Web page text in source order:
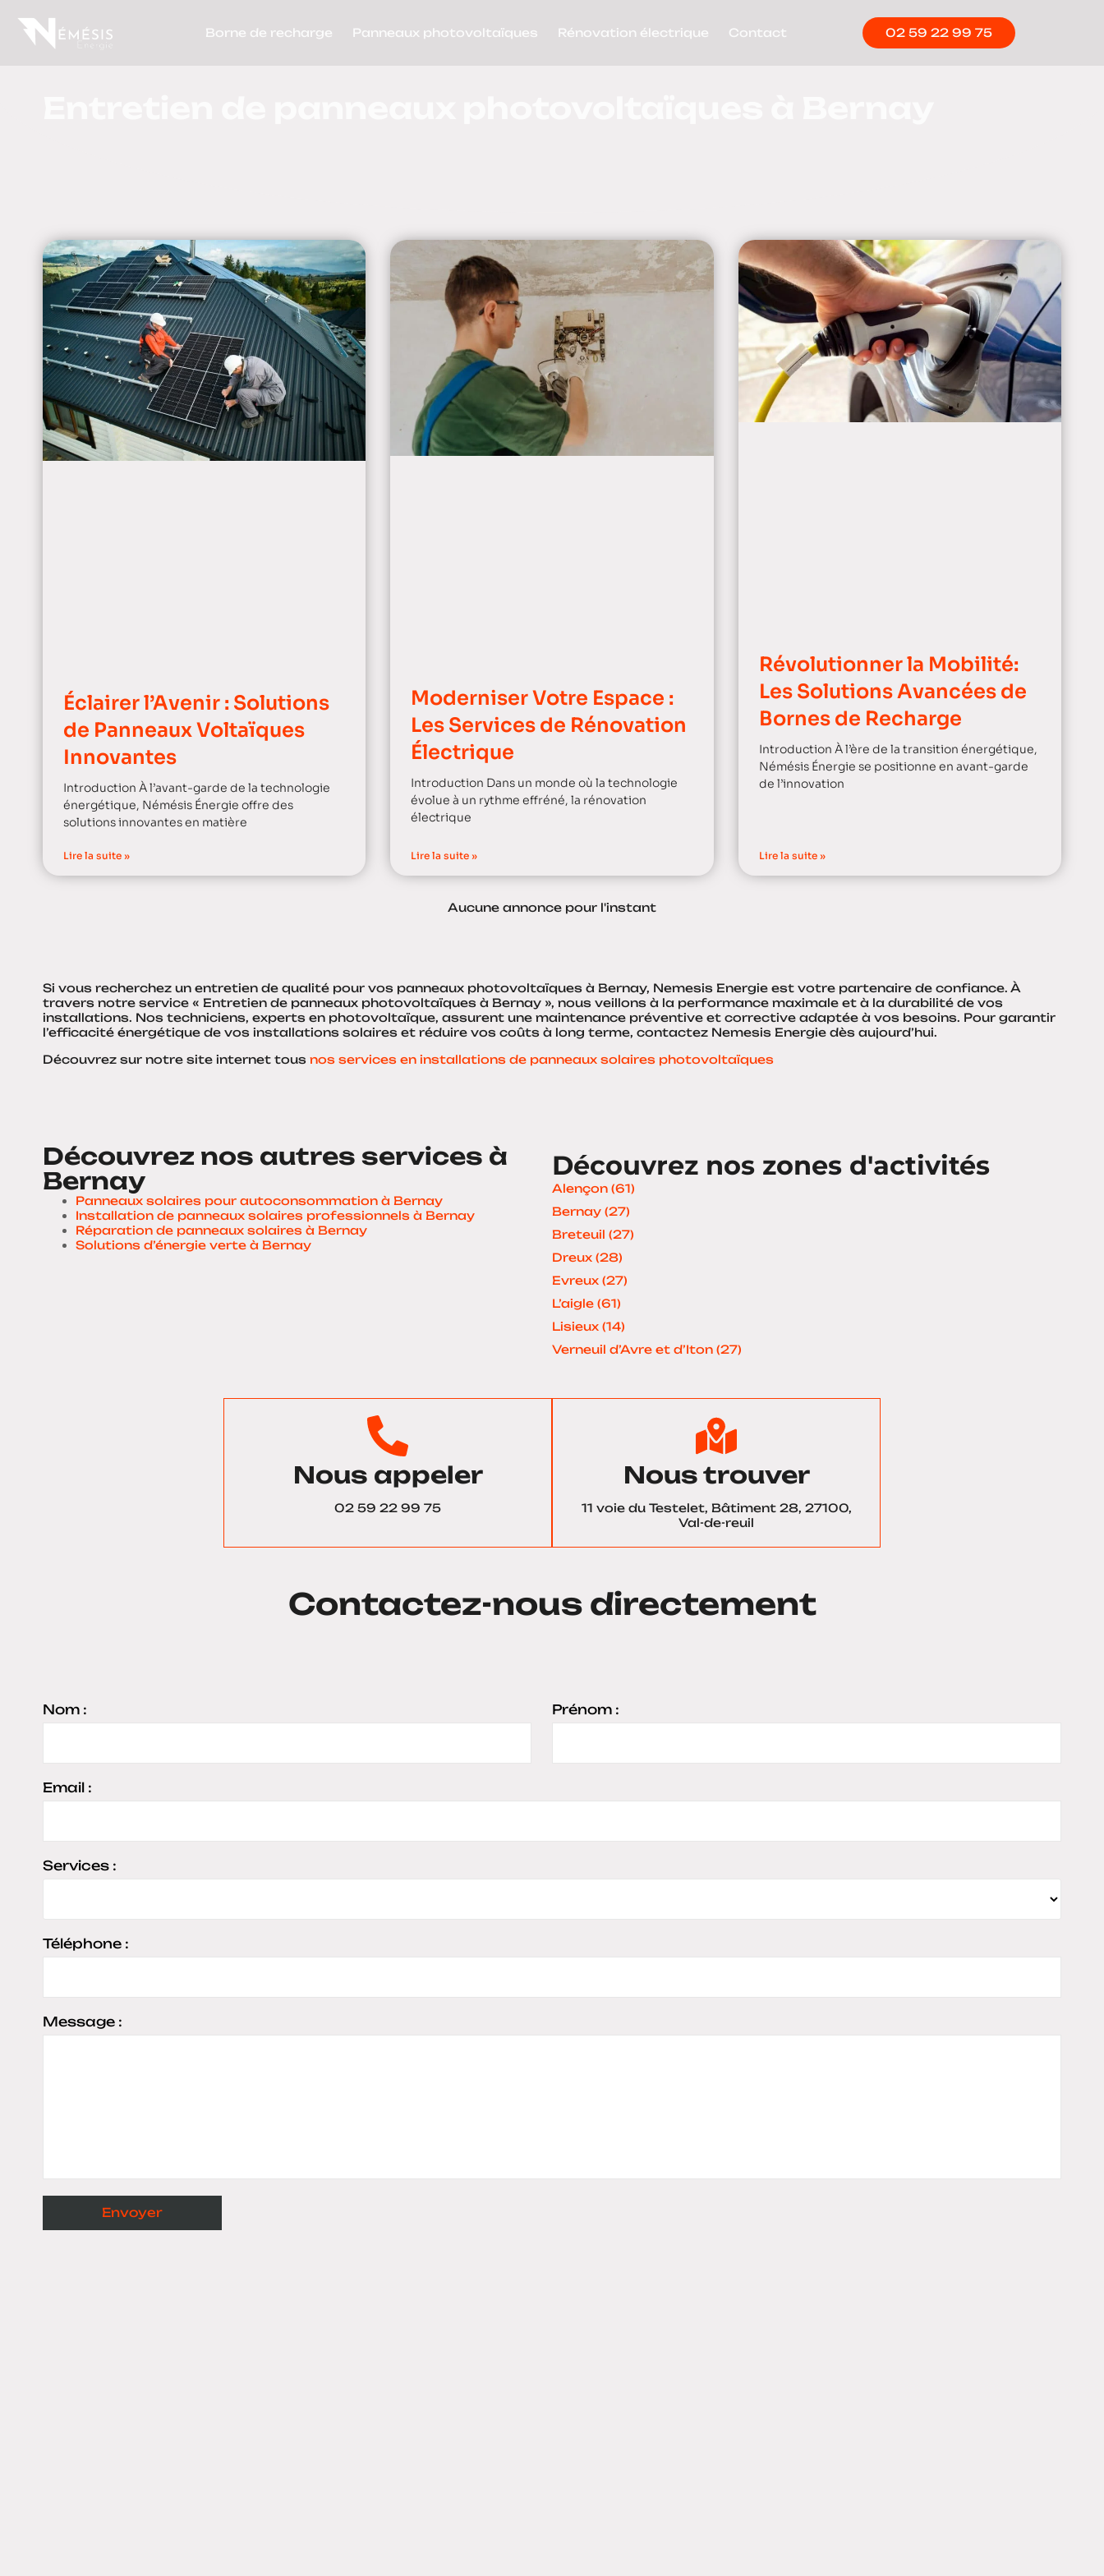
Borne de recharge Panneaux photovoltaïques Rénovation électrique Contact 02 59 22 99 75
Éclairer l’Avenir : Solutions
de Panneaux Voltaïques
Innovantes
Introduction À l’avant-garde de la technologie
énergétique, Némésis Énergie offre des
solutions innovantes en matière
Lire la suite »
Moderniser Votre Espace :
Les Services de Rénovation
Électrique
Introduction Dans un monde où la technologie
évolue à un rythme effréné, la rénovation
électrique
Lire la suite »
Révolutionner la Mobilité:
Les Solutions Avancées de
Bornes de Recharge
Introduction À l’ère de la transition énergétique,
Némésis Énergie se positionne en avant-garde
de l’innovation
Lire la suite »
Aucune annonce pour l'instant
Si vous recherchez un entretien de qualité pour vos panneaux photovoltaïques à Bernay, Nemesis Energie est votre partenaire de confiance. À
travers notre service « Entretien de panneaux photovoltaïques à Bernay », nous veillons à la performance maximale et à la durabilité de vos
installations. Nos techniciens, experts en photovoltaïque, assurent une maintenance préventive et corrective adaptée à vos besoins. Pour garantir
l’efficacité énergétique de vos installations solaires et réduire vos coûts à long terme, contactez Nemesis Energie dès aujourd’hui.
Découvrez sur notre site internet tous nos services en installations de panneaux solaires photovoltaïques
Découvrez nos autres services à
Bernay
Panneaux solaires pour autoconsommation à Bernay
Installation de panneaux solaires professionnels à Bernay
Réparation de panneaux solaires à Bernay
Solutions d’énergie verte à Bernay
Découvrez nos zones d'activités
Alençon (61)
Bernay (27)
Breteuil (27)
Dreux (28)
Evreux (27)
L’aigle (61)
Lisieux (14)
Verneuil d’Avre et d’Iton (27)
Nous appeler
02 59 22 99 75
Nous trouver
11 voie du Testelet, Bâtiment 28, 27100,
Val-de-reuil
Contactez-nous directement
Nom : Prénom :
Email :
Services :
Téléphone :
Message :